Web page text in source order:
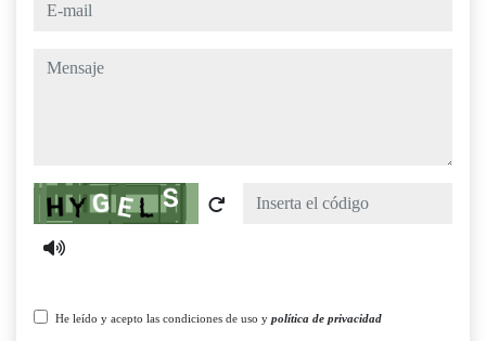
mensaje
Captcha
He leído y acepto las condiciones de uso y política de privacidad